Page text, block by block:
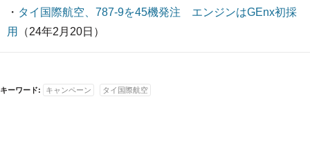
・ タイ国際航空、787-9を45機発注 エンジンはGEnx初採
用
（24年2月20日）
キーワード: キャンペーン タイ国際航空